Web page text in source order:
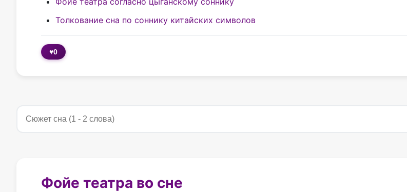
Толкование сна по соннику китайских символов
♥0
Фойе театра во сне